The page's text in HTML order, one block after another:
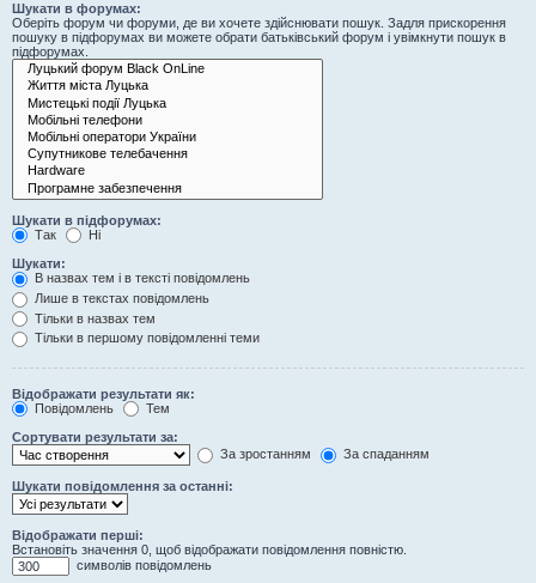
Шукати в форумах:
Оберіть форум чи форуми, де ви хочете здійснювати пошук. Задля прискорення
пошуку в підфорумах ви можете обрати батьківський форум і увімкнути пошук в
підфорумах.
Шукати в підфорумах:
Так
Ні
Шукати:
В назвах тем і в тексті повідомлень
Лише в текстах повідомлень
Тільки в назвах тем
Тільки в першому повідомленні теми
Відображати результати як:
Повідомлень
Тем
Сортувати результати за:
За зростанням
За спаданням
Шукати повідомлення за останні:
Відображати перші:
Встановіть значення 0, щоб відображати повідомлення повністю.
символів повідомлень